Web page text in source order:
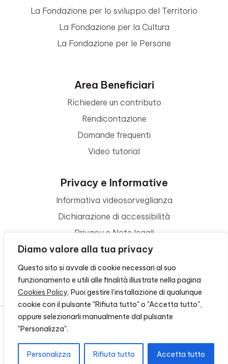
Diamo valore alla tua privacy
Questo sito si avvale di cookie necessari al suo
funzionamento e utili alle finalità illustrate nella pagina
Cookies Policy. Puoi gestire l'installazione di qualunque
cookie con il pulsante "Rifiuta tutto" o "Accetta tutto",
oppure selezionarli manualmente dal pulsante
"Personalizza".
Personalizza Rifiuta tutto Accetta tutto
La Fondazione per lo sviluppo del Territorio
La Fondazione per la Cultura
La Fondazione per le Persone
Area Beneficiari
Richiedere un contributo
Rendicontazione
Domande frequenti
Video tutorial
Privacy e Informative
Informativa videosorveglianza
Dichiarazione di accessibilità
Privacy e Note legali
Termini di utilizzo
Cookie policy
Contattaci
CREDITS